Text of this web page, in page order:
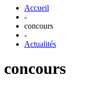
Accueil
-
concours
-
Actualités
concours